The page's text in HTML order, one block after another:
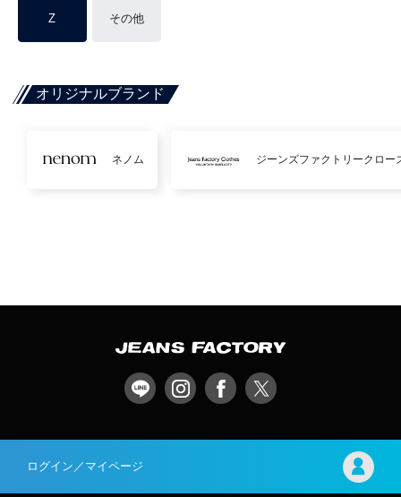
Z その他
オリジナルブランド
ネノム ジーンズファクトリークロー
ログイン／マイページ